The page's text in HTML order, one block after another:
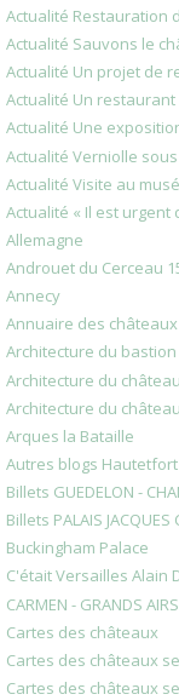
Actualité Restauration
Actualité Sauvons le
Actualité Un projet de
Actualité Un
Actualité Une
Actualité Verniolle
Actualité Visite au
Actualité « Il est
Allemagne
Androuet du Cerceau
Annecy
Annuaire des
Architecture du
Architecture du
Architecture du
Arques la Bataille
Autres blogs
Billets GUEDELON -
Billets PALAIS JACQUES
Buckingham Palace
C'était Versailles Alain
CARMEN - GRANDS
Cartes des châteaux
Cartes des châteaux
Cartes des châteaux